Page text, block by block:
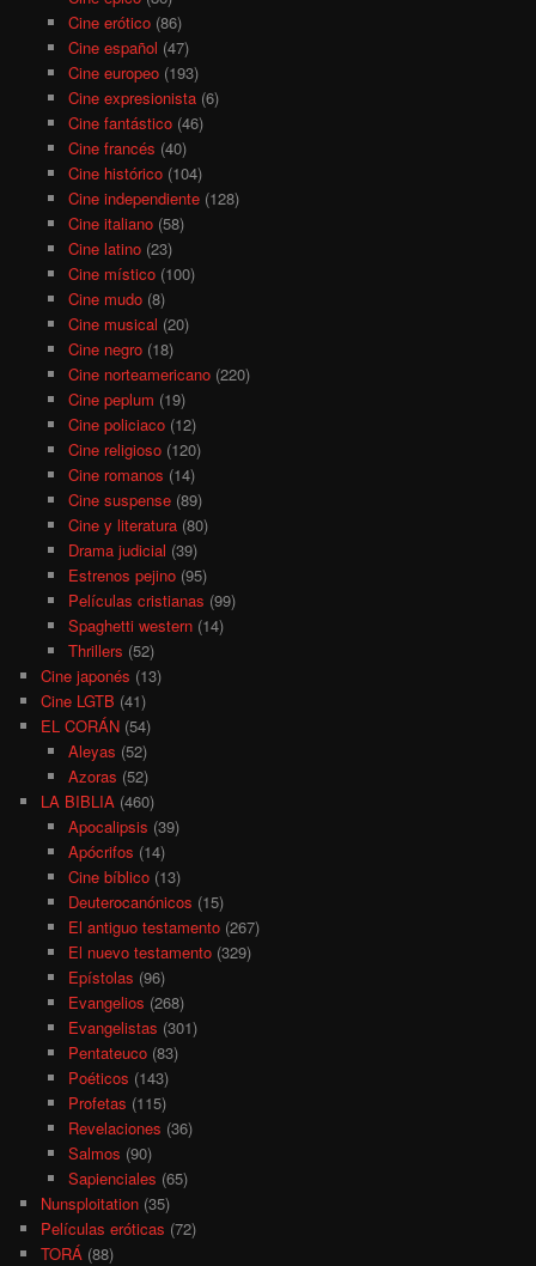
Cine erótico(86)
Cine español (47)
Cine europeo(193)
Cine expresionista(6)
Cine fantástico(46)
Cine francés (40)
Cine histórico(104)
Cine independiente(128)
Cine italiano(58)
Cine latino(23)
Cine místico(100)
Cine mudo(8)
Cine musical (20)
Cine negro(18)
Cine norteamericano(220)
Cine peplum (19)
Cine policiaco(12)
Cine religioso(120)
Cine romanos (14)
Cine suspense(89)
Cine y literatura(80)
Drama judicial (39)
Estrenos pejino(95)
Películas cristianas (99)
Spaghetti western(14)
Thrillers (52)
Cine japonés (13)
Cine LGTB (41)
EL CORÁN (54)
Aleyas (52)
Azoras (52)
LA BIBLIA (460)
Apocalipsis (39)
Apócrifos (14)
Cine bíblico(13)
Deuterocanónicos (15)
El antiguo testamento(267)
El nuevo testamento(329)
Epístolas (96)
Evangelios (268)
Evangelistas (301)
Pentateuco(83)
Poéticos (143)
Profetas (115)
Revelaciones (36)
Salmos (90)
Sapienciales (65)
Nunsploitation (35)
Películas eróticas (72)
TORÁ (88)